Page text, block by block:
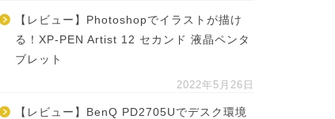
【レビュー】Photoshopでイラストが描け
る！XP-PEN Artist 12 セカンド 液晶ペンタ
ブレット
2022年5月26日
【レビュー】BenQ PD2705Uでデスク環境